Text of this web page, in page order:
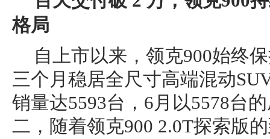
格局
自上市以来，领克900始终
三个月稳居全尺寸高端混动
销量达5593台，6月以5578台
二，随着领克900 2.0T探索版